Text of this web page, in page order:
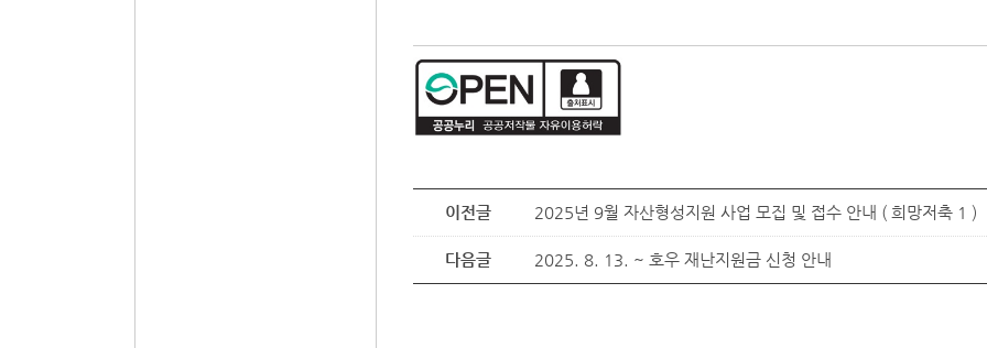
이전글 2025년 9월 자산형성지원 사업 모집 및 접수 안내 ( 희망저축 1 )
다음글 2025. 8. 13. ~ 호우 재난지원금 신청 안내